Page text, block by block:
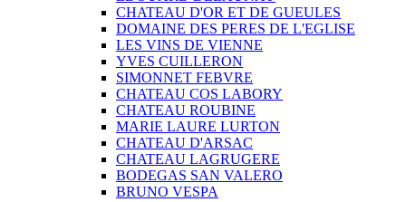
CHATEAU D'OR ET DE GUEULES
DOMAINE DES PERES DE L'EGLISE
LES VINS DE VIENNE
YVES CUILLERON
SIMONNET FEBVRE
CHATEAU COS LABORY
CHATEAU ROUBINE
MARIE LAURE LURTON
CHATEAU D'ARSAC
CHATEAU LAGRUGERE
BODEGAS SAN VALERO
BRUNO VESPA